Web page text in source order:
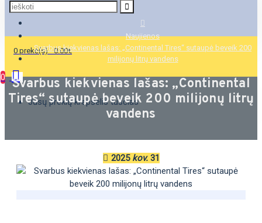
0 prekė(s) - 0.00€
0
Jūsų prekių krepšelis tuščias
Naujienos
Svarbus kiekvienas lašas: „Continental Tires“ sutaupė beveik 200
milijonų litrų vandens
Svarbus kiekvienas lašas: „Continental
Tires“ sutaupė beveik 200 milijonų litrų
vandens
2025 kov.31